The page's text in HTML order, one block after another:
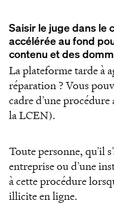
Saisir le juge dans le
accélérée au fond
contenu et des
La plateforme tarde à
réparation ? Vous
cadre d’une
la LCEN).
Toute personne, qu’il
entreprise ou d’une
à cette procédure
illicite en ligne.